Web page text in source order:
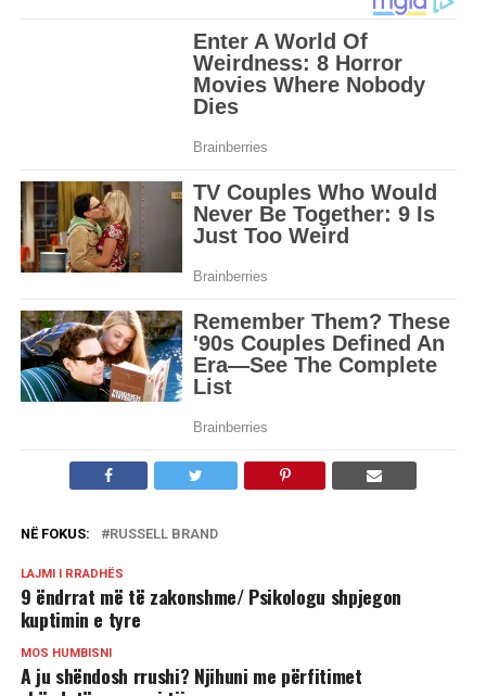
NË FOKUS: RUSSELL BRAND
LAJMI I RRADHËS
9 ëndrrat më të zakonshme/ Psikologu shpjegon
kuptimin e tyre
MOS HUMBISNI
A ju shëndosh rrushi? Njihuni me përfitimet